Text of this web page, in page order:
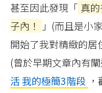
甚至因此發現「 真
子內！
」(而且是小
開始了我對精緻的居
(曾於早期文章內有闡
活 我的極簡3階段